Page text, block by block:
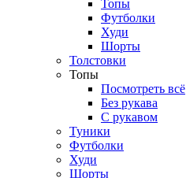
Топы
Футболки
Худи
Шорты
Толстовки
Топы
Посмотреть всё
Без рукава
С рукавом
Туники
Футболки
Худи
Шорты